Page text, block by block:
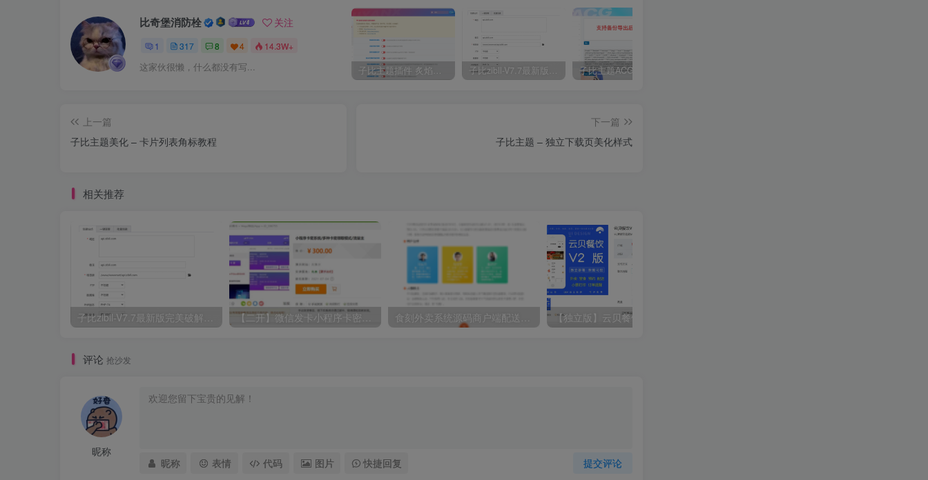
比奇堡消防栓 关注
1 317 8 4 14.3W+
这家伙很懒，什么都没有写... 子比主题插件 炙焰美化全开源插件V3.2版本 子比zibll-V7.7最新版完美破解授权教程
上一篇
子比主题美化 – 卡片列表角标教程
下一篇
子比主题 – 独立下载页美化样式
相关推荐
子比zibll-V7.7最新版完美破解授权教程 【二开】微信发卡小程序卡密系统流量主功能裂变扩展多种卡密领取模式发卡系统流量主小程序 食刻外卖系统源码商户端配送端小程序APP源码全部开源
评论 抢沙发
昵称
提交评论
昵称 表情 代码 图片 快捷回复